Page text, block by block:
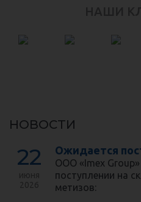
НОВОСТИ
22 Ожидается
ООО «Imex
поступлении на
метизов: